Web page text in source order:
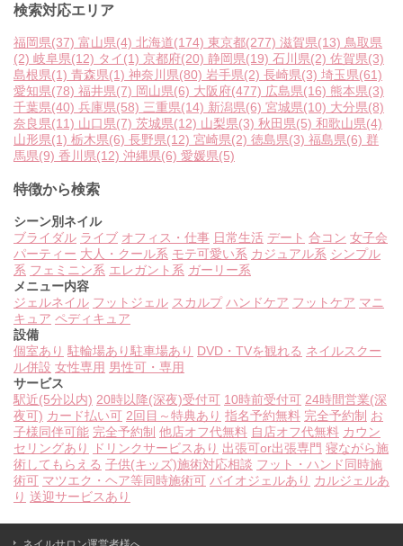
検索対応エリア
福岡県(37) 富山県(4) 北海道(174) 東京都(277) 滋賀県(13) 鳥取県
(2) 岐阜県(12) タイ(1) 京都府(20) 静岡県(19) 石川県(2) 佐賀県(3)
島根県(1) 青森県(1) 神奈川県(80) 岩手県(2) 長崎県(3) 埼玉県(61)
愛知県(78) 福井県(7) 岡山県(6) 大阪府(477) 広島県(16) 熊本県(3)
千葉県(40) 兵庫県(58) 三重県(14) 新潟県(6) 宮城県(10) 大分県(8)
奈良県(11) 山口県(7) 茨城県(12) 山梨県(3) 秋田県(5) 和歌山県(4)
山形県(1) 栃木県(6) 長野県(12) 宮崎県(2) 徳島県(3) 福島県(6) 群
馬県(9) 香川県(12) 沖縄県(6) 愛媛県(5)
特徴から検索
シーン別ネイル
ブライダル ライブ オフィス・仕事 日常生活 デート 合コン 女子会
パーティー 大人・クール系 モテ可愛い系 カジュアル系 シンプル
系 フェミニン系 エレガント系 ガーリー系
メニュー内容
ジェルネイル フットジェル スカルプ ハンドケア フットケア マニ
キュア ペディキュア
設備
個室あり 駐輪場あり駐車場あり DVD・TVを観れる ネイルスクー
ル併設 女性専用 男性可・専用
サービス
駅近(5分以内) 20時以降(深夜)受付可 10時前受付可 24時間営業(深
夜可) カード払い可 2回目～特典あり 指名予約無料 完全予約制 お
子様同伴可能 完全予約制 他店オフ代無料 自店オフ代無料 カウン
セリングあり
ドリンクサービスあり 出張可or出張専門 寝ながら施
術してもらえる 子供(キッズ)施術対応相談 フット・ハンド同時施
術可 マツエク・ヘア等同時施術可 バイオジェルあり カルジェルあ
り 送迎サービスあり